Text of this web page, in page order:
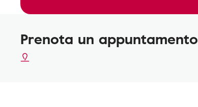
Prenota un appuntamento